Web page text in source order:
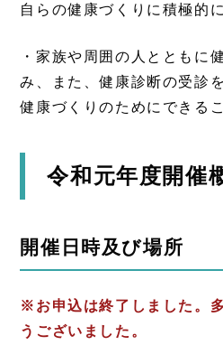
自らの健康づくりに積極的
・家族や周囲の人とともに
み、また、健康診断の受診
健康づくりのためにできる
令和元年度開催
開催日時及び場所
※お申込は終了しました。
うございました。